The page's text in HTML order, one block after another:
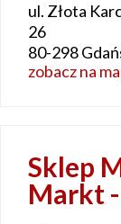
ul. Złota
26
80-298
zobacz na
Sklep
Markt